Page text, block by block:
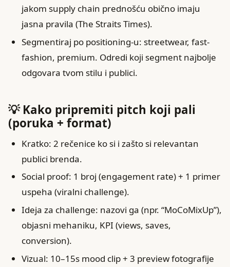
jakom supply chain prednošću obično imaju
jasna pravila (The Straits Times).
Segmentiraj po positioning-u: streetwear, fast-
fashion, premium. Odredi koji segment najbolje
odgovara tvom stilu i publici.
💡 Kako pripremiti pitch koji pali
(poruka + format)
Kratko: 2 rečenice ko si i zašto si relevantan
publici brenda.
Social proof: 1 broj (engagement rate) + 1 primer
uspeha (viralni challenge).
Ideja za challenge: nazovi ga (npr. “MoCoMixUp”),
objasni mehaniku, KPI (views, saves,
conversion).
Vizual: 10–15s mood clip + 3 preview fotografije